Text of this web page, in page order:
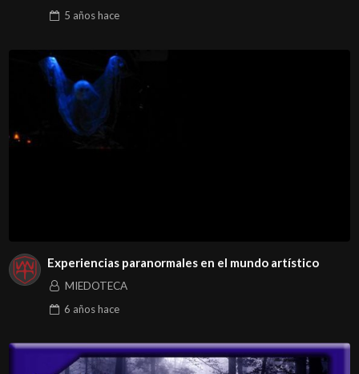
5 añoshace
Experiencias paranormales en el mundo artístico
MIEDOTECA
6 añoshace